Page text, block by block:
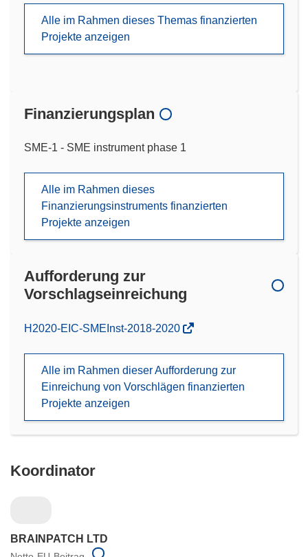
Alle im Rahmen dieses Themas finanzierten
Projekte anzeigen
Finanzierungsplan
SME-1 - SME instrument phase 1
Alle im Rahmen dieses
Finanzierungsinstruments finanzierten
Projekte anzeigen
Aufforderung zur
Vorschlagseinreichung
(öffnet
Fenster)
H2020-EIC-SMEInst-2018-2020
Alle im Rahmen dieser Aufforderung zur
Einreichung von Vorschlägen finanzierten
Projekte anzeigen
Koordinator
BRAINPATCH LTD